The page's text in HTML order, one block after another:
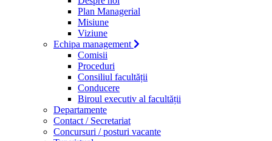
Plan Managerial
Misiune
Viziune
Echipa management
Comisii
Proceduri
Consiliul facultății
Conducere
Biroul executiv al facultății
Departamente
Contact / Secretariat
Concursuri / posturi vacante